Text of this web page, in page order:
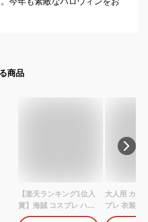
商品
【楽天ランキング1位入
賞】海賊 コスプレ ハロ
ウィン メンズ 5点セット
大人用 カリ
プレ 衣装 セ
イレーツ ハ